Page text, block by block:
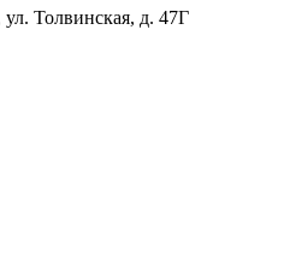
Толвинская, д. 47Г